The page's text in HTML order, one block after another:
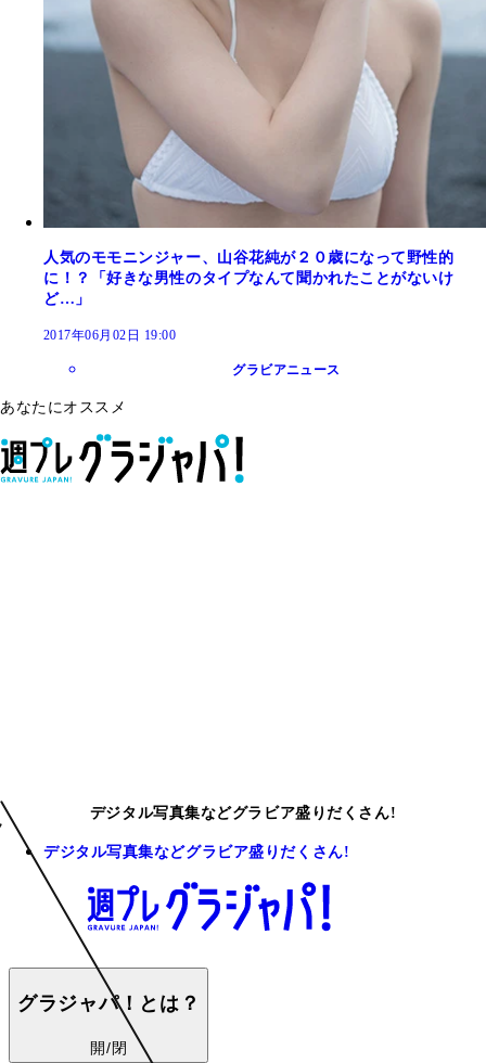
人気のモモニンジャー、山谷花純が２０歳になって野性的
に！？「好きな男性のタイプなんて聞かれたことがないけ
ど…」
2017年06月02日 19:00
グラビアニュース
あなたにオススメ
デジタル写真集などグラビア盛りだくさん!
デジタル写真集などグラビア盛りだくさん!
グラジャパ！とは？
開/閉